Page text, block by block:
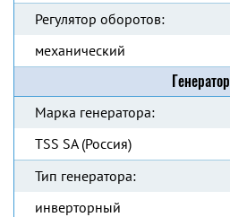
Регулятор оборотов:
механический
Генератор
Марка генератора:
TSS SA (Россия)
Тип генератора:
инверторный